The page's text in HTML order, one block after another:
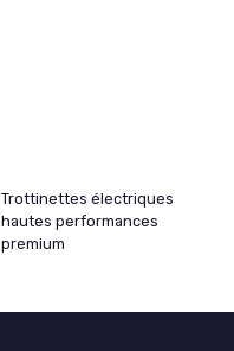
Trottinettes électriques
hautes performances
premium